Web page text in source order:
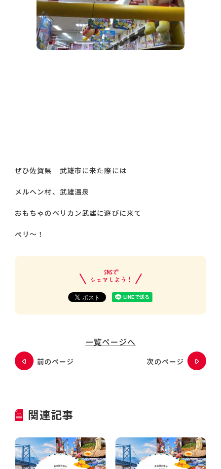
ぜひ佐賀県 武雄市に来た際には
メルヘン村、武雄温泉
おもちゃのペリカン武雄に遊びに来て
ぺリ～！
一覧ページへ
前のページ 次のページ
関連記事